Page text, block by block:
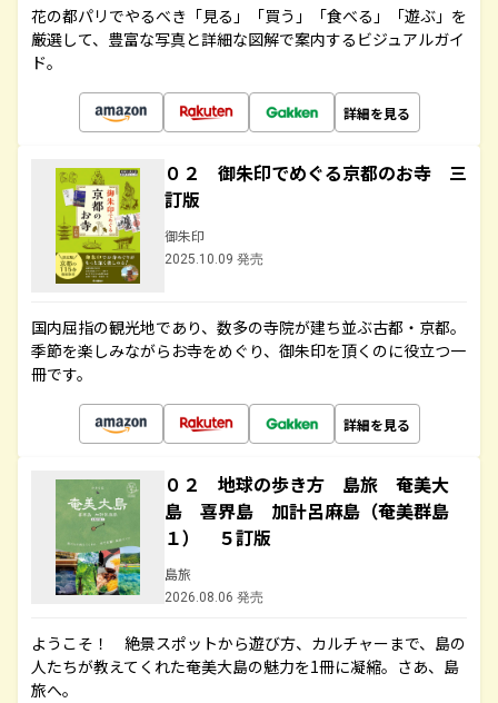
花の都パリでやるべき「見る」「買う」「食べる」「遊ぶ」を
厳選して、豊富な写真と詳細な図解で案内するビジュアルガイ
ド。
詳細を見る
０２ 御朱印でめぐる京都のお寺 三
訂版
御朱印
2025.10.09 発売
国内屈指の観光地であり、数多の寺院が建ち並ぶ古都・京都。
季節を楽しみながらお寺をめぐり、御朱印を頂くのに役立つ一
冊です。
詳細を見る
０２ 地球の歩き方 島旅 奄美大
島 喜界島 加計呂麻島（奄美群島
１） ５訂版
島旅
2026.08.06 発売
ようこそ！ 絶景スポットから遊び方、カルチャーまで、島の
人たちが教えてくれた奄美大島の魅力を1冊に凝縮。さあ、島
旅へ。